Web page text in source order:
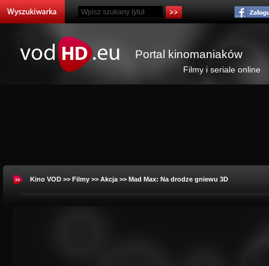
Portal kinomaniaków
Filmy i seriale online
Kino VOD >> Filmy >> Akcja >> Mad Max: Na drodze gniewu 3D